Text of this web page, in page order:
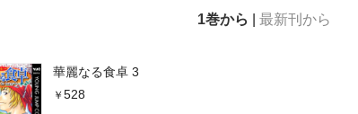
1巻から 最新刊から
華麗なる食卓 3
528